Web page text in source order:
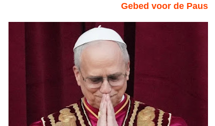
Gebed voor de Paus